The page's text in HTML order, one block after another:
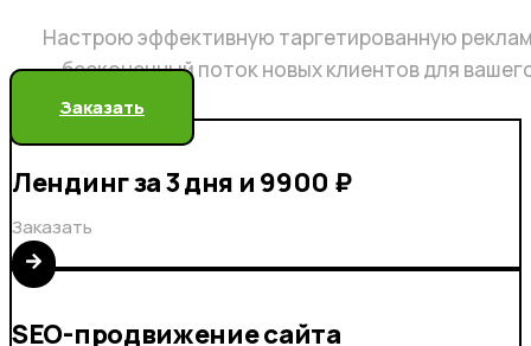
Настрою эффективную таргетированную
бесконечный поток новых клиентов для
Заказать
Лендинг за 3 дня и 9900 ₽
Заказать
SEO-продвижение сайта